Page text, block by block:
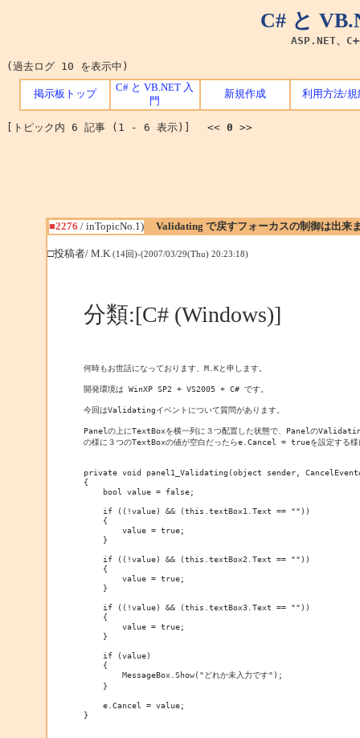
C# と
ASP.NET、
(過去ログ 10 を表示中)
掲示板トップ
C# と VB.NET 入
門
新規作成 利用方法/規
[トピック内 6 記事 (1 - 6 表示)] << 0 >>
■2276 / inTopicNo.1) Validating で戻すフォーカスの制御は出来
□投稿者/ M.K (14回)-(2007/03/29(Thu) 20:23:18)
分類:[C# (Windows)]
何時もお世話になっております、M.Kと申します。
開発環境は WinXP SP2 + VS2005 + C# です。
今回はValidatingイベントについて質問があります。
Panelの上にTextBoxを横一列に３つ配置した状態で、Panelの
の様に３つのTextBoxの値が空白だったらe.Cancel = trueを設定する様
private void panel1_Validating(object sender,
{
    bool value = false;
    if ((!value) && (this.textBox1.Text == ""))
    {
        value = true;
    }
    if ((!value) && (this.textBox2.Text == ""))
    {
        value = true;
    }
    if ((!value) && (this.textBox3.Text == ""))
    {
        value = true;
    }
    if (value)
    {
        MessageBox.Show("どれか未入力です");
    }
    e.Cancel = value;
}